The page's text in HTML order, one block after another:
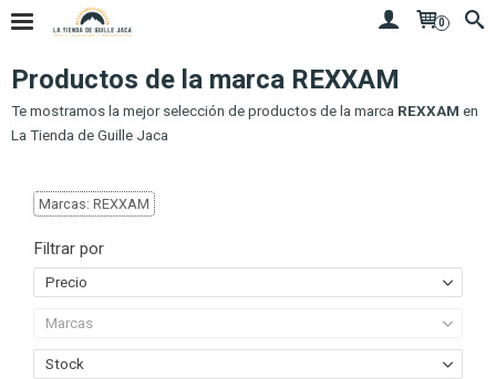
0
Productos de la marca REXXAM
Te mostramos la mejor selección de productos de la marca REXXAM en
La Tienda de Guille Jaca
Marcas: REXXAM
Filtrar por
Precio
Marcas
Stock